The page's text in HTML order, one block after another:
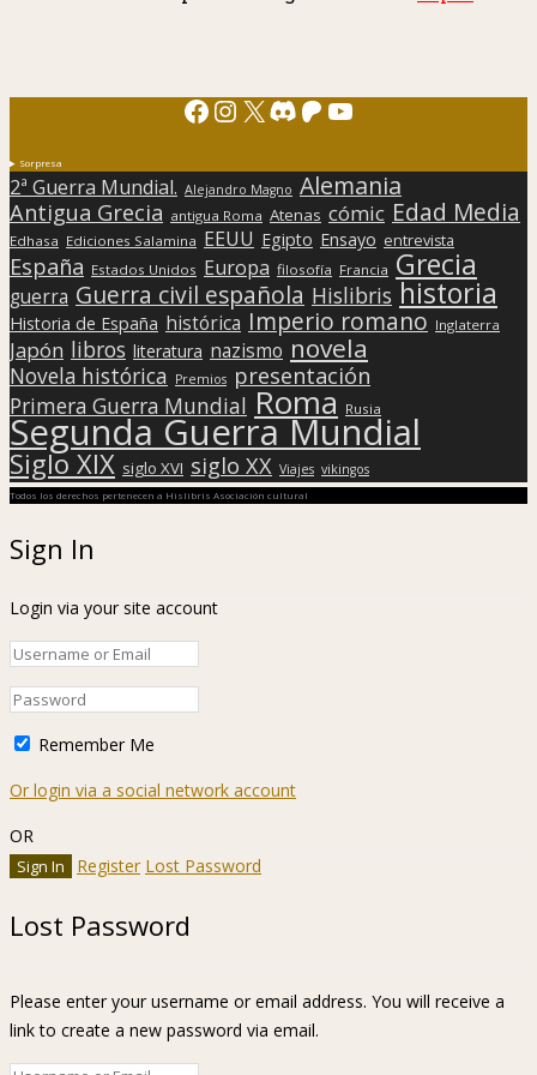
Facebook
Instagram
X Discord
Patreon
YouTube
Sorpresa
2ª Guerra Mundial. Alejandro Magno Alemania
Antigua Grecia antigua Roma Atenas cómic Edad Media
Edhasa Ediciones Salamina EEUU Egipto Ensayo entrevista
España Estados Unidos Europa filosofía Francia Grecia
guerra Guerra civil española Hislibris historia
Historia de España histórica Imperio romano Inglaterra
Japón libros literatura nazismo novela
Novela histórica Premios presentación
Primera Guerra Mundial Roma Rusia
Segunda Guerra Mundial
Siglo XIX siglo XVI siglo XX Viajes vikingos
Todos los derechos pertenecen a Hislibris Asociación cultural
Sign In
Login via your site account
Remember Me
Or login via a social network account
OR
Register Lost Password
Lost Password
Please enter your username or email address. You will receive a
link to create a new password via email.